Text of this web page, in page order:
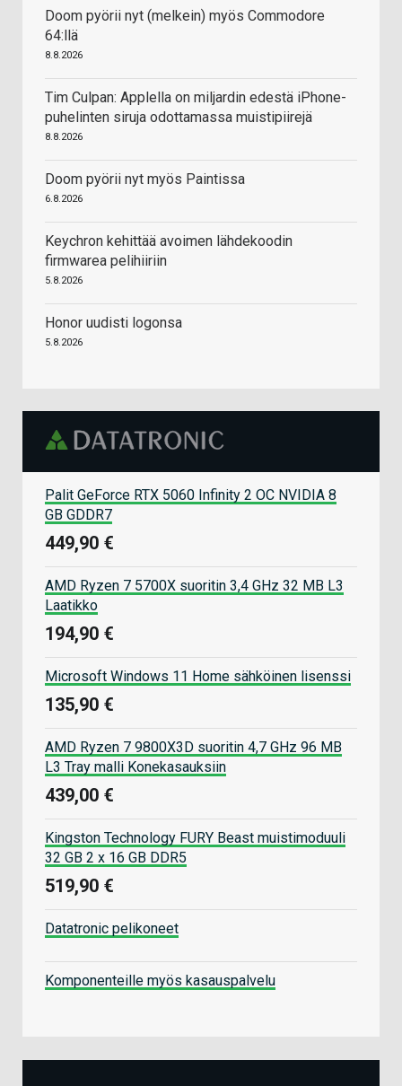
Doom pyörii nyt (melkein) myös Commodore
64:llä
8.8.2026
Tim Culpan: Applella on miljardin edestä iPhone-
puhelinten siruja odottamassa muistipiirejä
8.8.2026
Doom pyörii nyt myös Paintissa
6.8.2026
Keychron kehittää avoimen lähdekoodin
firmwarea pelihiiriin
5.8.2026
Honor uudisti logonsa
5.8.2026
Palit GeForce RTX 5060 Infinity 2 OC NVIDIA 8
GB GDDR7
449,90 €
AMD Ryzen 7 5700X suoritin 3,4 GHz 32 MB L3
Laatikko
194,90 €
Microsoft Windows 11 Home sähköinen lisenssi
135,90 €
AMD Ryzen 7 9800X3D suoritin 4,7 GHz 96 MB
L3 Tray malli Konekasauksiin
439,00 €
Kingston Technology FURY Beast muistimoduuli
32 GB 2 x 16 GB DDR5
519,90 €
Datatronic pelikoneet
Komponenteille myös kasauspalvelu